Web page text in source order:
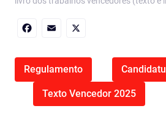
Regulamento
Texto Vencedor 2025